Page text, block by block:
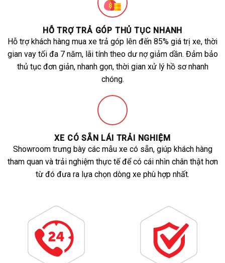
HỖ TRỢ TRẢ GÓP THỦ TỤC NHANH
Hỗ trợ khách hàng mua xe trả góp lên đến 85% giá trị xe, thời
gian vay tối đa 7 năm, lãi tính theo dư nợ giảm dần. Đảm bảo
thủ tục đơn giản, nhanh gọn, thời gian xử lý hồ sơ nhanh
chóng.
XE CÓ SẴN LÁI TRẢI NGHIỆM
Showroom trưng bày các mẫu xe có sẵn, giúp khách hàng
tham quan và trải nghiệm thực tế để có cái nhìn chân thật hơn
từ đó đưa ra lựa chọn dòng xe phù hợp nhất.